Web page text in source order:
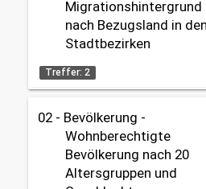
Zeitbezug:
1999 - 2025
Datenherkunft: Bürgeramt
Themen:
Gebietseinteilung:
Stadtbezirke
Migrationshintergrund
nach Bezugsland in den
Stadtbezirken
Treffer: 2
Tabelle
Datenherkunft: Bürgeramt
02 - Bevölkerung -
Wohnberechtigte
Bevölkerung nach 20
Altersgruppen und